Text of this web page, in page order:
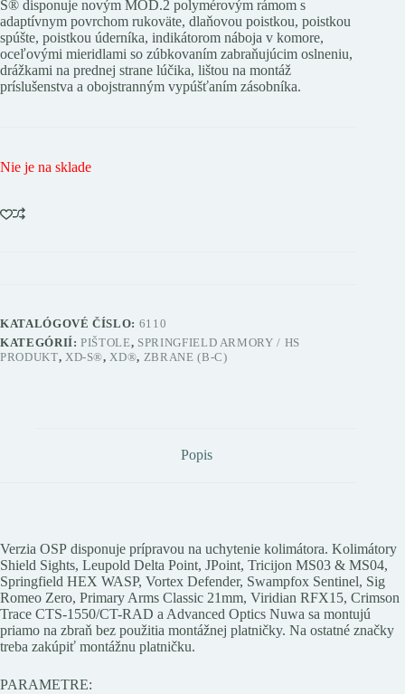
S® disponuje novým MOD.2 polymérovým rámom s
adaptívnym povrchom rukoväte, dlaňovou poistkou, poistkou
spúšte, poistkou úderníka, indikátorom náboja v komore,
oceľovými mieridlami so zúbkovaním zabraňujúcim oslneniu,
drážkami na prednej strane lúčika, lištou na montáž
príslušenstva a obojstranným vypúšťaním zásobníka.
Nie je na sklade
KATALÓGOVÉ ČÍSLO: 6110
KATEGÓRIÍ:PIŠTOLE, SPRINGFIELD ARMORY / HS
PRODUKT, XD-S®, XD®, ZBRANE (B-C)
Popis
Verzia OSP disponuje prípravou na uchytenie kolimátora. Kolimátory
Shield Sights, Leupold Delta Point, JPoint, Tricijon MS03 & MS04,
Springfield HEX WASP, Vortex Defender, Swampfox Sentinel, Sig
Romeo Zero, Primary Arms Classic 21mm, Viridian RFX15, Crimson
Trace CTS-1550/CT-RAD a Advanced Optics Nuwa sa montujú
priamo na zbraň bez použitia montážnej platničky. Na ostatné značky
treba zakúpiť montážnu platničku.
PARAMETRE: